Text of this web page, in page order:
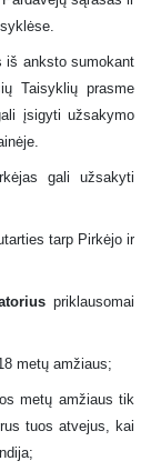
iš anksto sumokant
Taisyklių prasme
įsigyti užsakymo
gali užsakyti
tarp Pirkėjo ir
priklausomai
metų amžiaus;
metų amžiaus tik
tuos atvejus, kai